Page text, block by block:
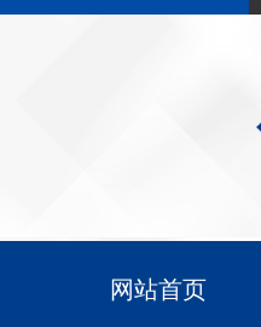
网站首页